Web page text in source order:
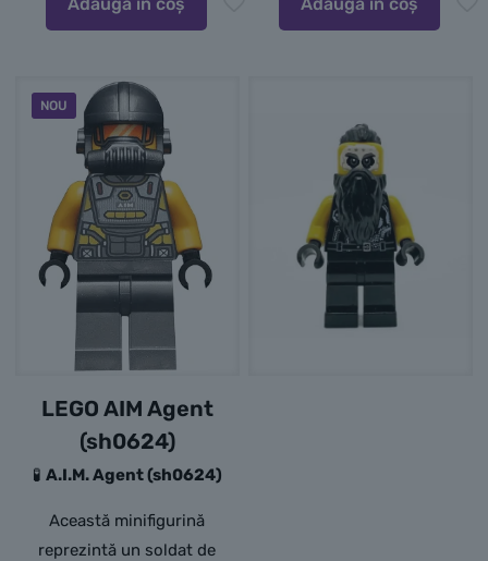
NOU
LEGO AIM Agent
(sh0624)
🧪 A.I.M. Agent (sh0624)
Această minifigurină
reprezintă un soldat de